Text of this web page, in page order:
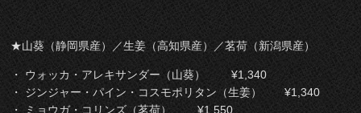
★山葵（静岡県産）／生姜（高知県産）／茗荷（新潟県産）
・ ウォッカ・アレキサンダー（山葵） ¥1,340
・ ジンジャー・パイン・コスモポリタン（生姜） ¥1,340
・ ミョウガ・コリンズ（茗荷） ¥1,550